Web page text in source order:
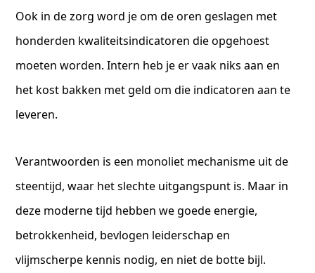
Ook in de zorg word je om de oren geslagen met
honderden kwaliteitsindicatoren die opgehoest
moeten worden. Intern heb je er vaak niks aan en
het kost bakken met geld om die indicatoren aan te
leveren.
Verantwoorden is een monoliet mechanisme uit de
steentijd, waar het slechte uitgangspunt is. Maar in
deze moderne tijd hebben we goede energie,
betrokkenheid, bevlogen leiderschap en
vlijmscherpe kennis nodig, en niet de botte bijl.